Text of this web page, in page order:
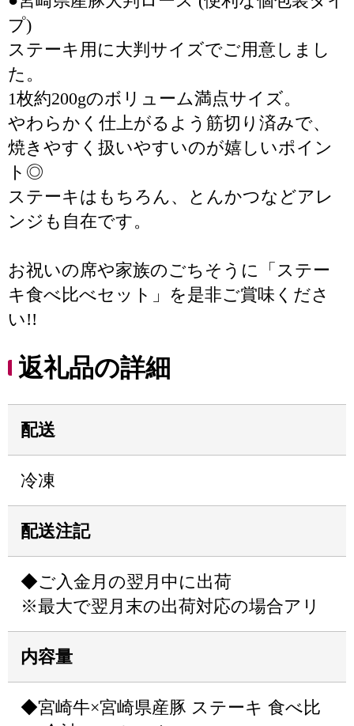
プ)
ステーキ用に大判サイズでご用意しまし
た。
1枚約200gのボリューム満点サイズ。
やわらかく仕上がるよう筋切り済みで、
焼きやすく扱いやすいのが嬉しいポイン
ト◎
ステーキはもちろん、とんかつなどアレ
ンジも自在です。
お祝いの席や家族のごちそうに「ステー
キ食べ比べセット」を是非ご賞味くださ
い!!
返礼品の詳細
配送
冷凍
配送注記
◆ご入金月の翌月中に出荷
※最大で翌月末の出荷対応の場合アリ
内容量
◆宮崎牛×宮崎県産豚 ステーキ 食べ比